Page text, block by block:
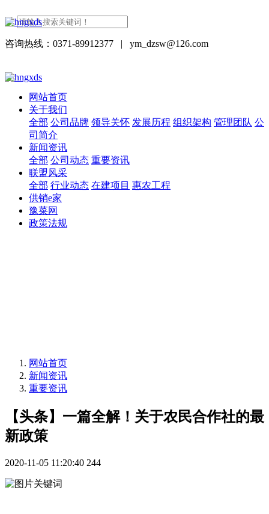
咨询热线：0371-89912377 | ym_dzsw@126.com
网站首页
关于我们
全部 公司品牌 领导关怀 发展历程 组织架构 管理团队 公
司简介
新闻资讯
全部 公司动态 重要资讯
联盟风采
全部 行业动态 在建项目 惠农工程
供销e家
豫菜网
政策法规
网站首页
新闻资讯
重要资讯
【头条】一篇全解！关于农民合作社的最
新政策
2020-11-05 11:20:40 244